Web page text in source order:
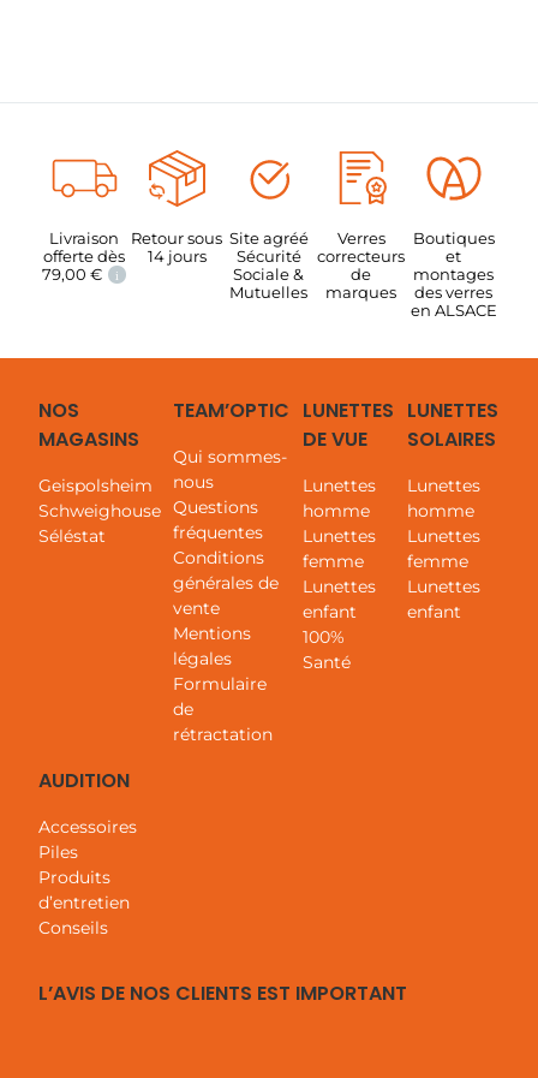
Livraison
offerte dès
79,00€ i
Retour sous
14 jours
Site agréé
Sécurité
Sociale &
Mutuelles
Verres
correcteurs
de
marques
Boutiques
et
montages
des verres
en ALSACE
NOS
MAGASINS
Geispolsheim
Schweighouse
Séléstat
TEAM’OPTIC
Qui sommes-
nous
Questions
fréquentes
Conditions
générales de
vente
Mentions
légales
Formulaire
de
rétractation
LUNETTES
DE VUE
Lunettes
homme
Lunettes
femme
Lunettes
enfant
100%
Santé
LUNETTES
SOLAIRES
Lunettes
homme
Lunettes
femme
Lunettes
enfant
AUDITION
Accessoires
Piles
Produits
d’entretien
Conseils
L’AVIS DE NOS CLIENTS EST IMPORTANT